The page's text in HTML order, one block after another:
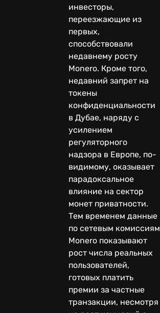
инвесторы,
переезжающие из
первых,
способствовали
недавнему росту
Monero. Кроме того,
недавний запрет на
токены
конфиденциальности
в Дубае, наряду с
усилением
регуляторного
надзора в Европе, по-
видимому, оказывает
парадоксальное
влияние на сектор
монет приватности.
Тем временем данные
по сетевым комиссиям
Monero показывают
рост числа реальных
пользователей,
готовых платить
премии за частные
транзакции, несмотря